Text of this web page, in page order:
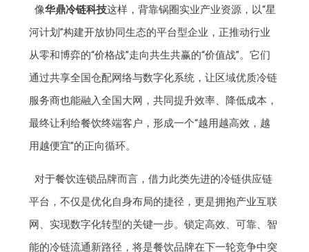
像华鼎冷链科技这样，背靠锅圈实业产业资源，以“星
河计划”构建开放协同生态的平台型企业，正推动行业
从零和博弈的“价格战”走向共生共赢的“价值战”。它们
通过共享全国仓配网络与数字化系统，让区域优质冷链
服务商也能融入全国大网，共同提升效率、降低成本，
最终让利给餐饮终端客户，形成一个“越用越高效，越
用越便宜”的正向循环。
对于餐饮连锁品牌而言，借力此类先进的冷链供应链
平台，不仅是优化自身布局的捷径，更是拥抱产业互联
网、实现数字化转型的关键一步。锁定高效、可靠、智
能的冷链流通新路径，将是餐饮品牌在下一轮竞争中突